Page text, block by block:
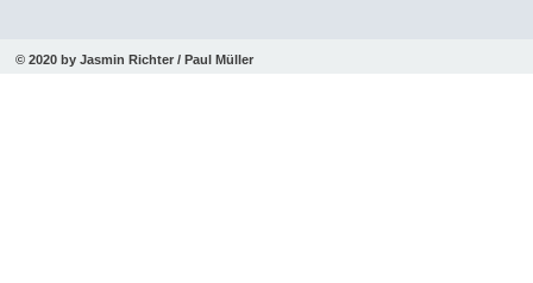
© 2020 by Jasmin Richter / Paul Müller